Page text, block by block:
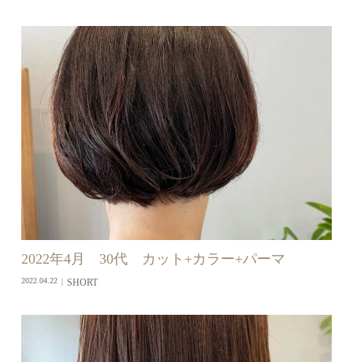
2022年4月 30代 カット+カラー+パーマ
2022.04.22 SHORT